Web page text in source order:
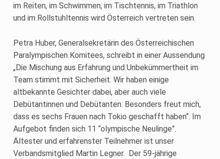
im Reiten, im Schwimmen, im Tischtennis, im Triathlon
und im Rollstuhltennis wird Österreich vertreten sein.
Petra Huber, Generalsekretärin des Österreichischen
Paralympischen Komitees, schreibt in einer Aussendung
„Die Mischung aus Erfahrung und Unbekümmertheit im
Team stimmt mit Sicherheit. Wir haben einige
altbekannte Gesichter dabei, aber auch viele
Debütantinnen und Debütanten. Besonders freut mich,
dass es sechs Frauen nach Tokio geschafft haben“. Im
Aufgebot finden sich 11 “olympische Neulinge”.
Ältester und erfahrenster Teilnehmer ist unser
Verbandsmitglied Martin Legner. Der 59-jährige